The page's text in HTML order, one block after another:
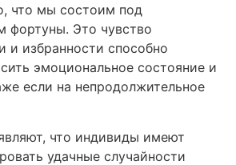
что мы состоим под
фортуны. Это чувство
и избранности способно
эмоциональное состояние и
если на непродолжительное
что индивиды имеют
удачные случайности